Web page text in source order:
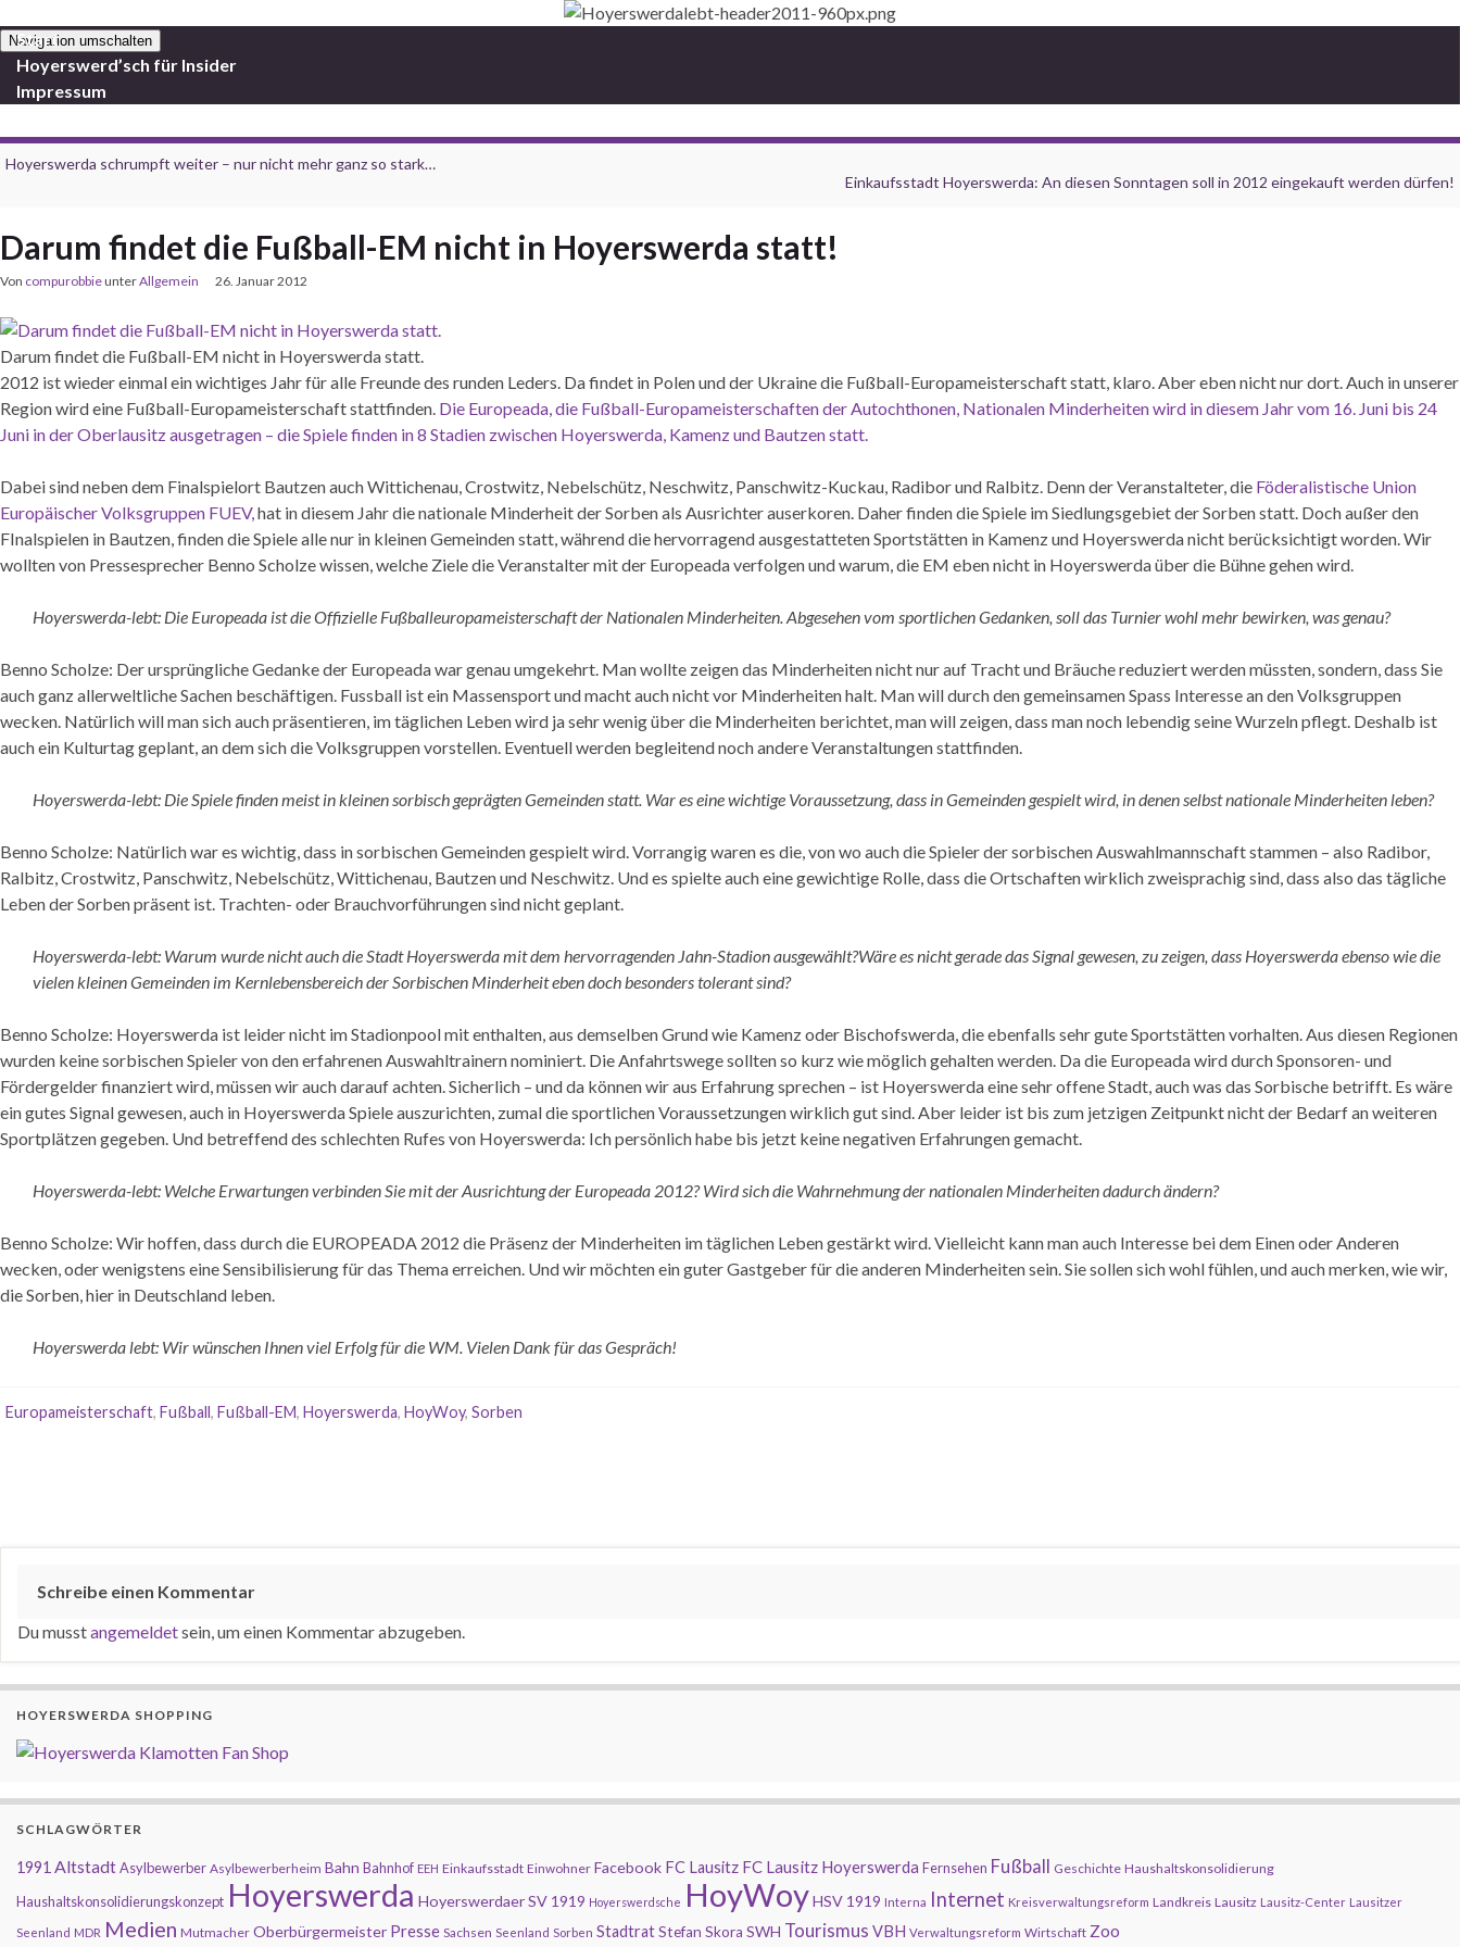
Navigation umschalten
Start
Hoyerswerd’sch für Insider
Impressum
Hoyerswerda schrumpft weiter – nur nicht mehr ganz so stark…
Einkaufsstadt Hoyerswerda: An diesen Sonntagen soll in 2012 eingekauft werden dürfen!
Darum findet die Fußball-EM nicht in Hoyerswerda statt!
Von compurobbieunterAllgemein 26. Januar 2012
Darum findet die Fußball-EM nicht in Hoyerswerda statt.
2012 ist wieder einmal ein wichtiges Jahr für alle Freunde des runden Leders. Da findet in Polen und der Ukraine die Fußball-Europameisterschaft statt, klaro. Aber eben nicht nur dort. Auch in unserer
Region wird eine Fußball-Europameisterschaft stattfinden. Die Europeada, die Fußball-Europameisterschaften der Autochthonen, Nationalen Minderheiten wird in diesem Jahr vom 16. Juni bis 24
Juni in der Oberlausitz ausgetragen – die Spiele finden in 8 Stadien zwischen Hoyerswerda, Kamenz und Bautzen statt.
Dabei sind neben dem Finalspielort Bautzen auch Wittichenau, Crostwitz, Nebelschütz, Neschwitz, Panschwitz-Kuckau, Radibor und Ralbitz. Denn der Veranstalteter, die Föderalistische Union
Europäischer Volksgruppen FUEV,hat in diesem Jahr die nationale Minderheit der Sorben als Ausrichter auserkoren. Daher finden die Spiele im Siedlungsgebiet der Sorben statt. Doch außer den
FInalspielen in Bautzen, finden die Spiele alle nur in kleinen Gemeinden statt, während die hervorragend ausgestatteten Sportstätten in Kamenz und Hoyerswerda nicht berücksichtigt worden. Wir
wollten von Pressesprecher Benno Scholze wissen, welche Ziele die Veranstalter mit der Europeada verfolgen und warum, die EM eben nicht in Hoyerswerda über die Bühne gehen wird.
Hoyerswerda-lebt: Die Europeada ist die Offizielle Fußballeuropameisterschaft der Nationalen Minderheiten. Abgesehen vom sportlichen Gedanken, soll das Turnier wohl mehr bewirken, was genau?
Benno Scholze: Der ursprüngliche Gedanke der Europeada war genau umgekehrt. Man wollte zeigen das Minderheiten nicht nur auf Tracht und Bräuche reduziert werden müssten, sondern, dass Sie
auch ganz allerweltliche Sachen beschäftigen. Fussball ist ein Massensport und macht auch nicht vor Minderheiten halt. Man will durch den gemeinsamen Spass Interesse an den Volksgruppen
wecken. Natürlich will man sich auch präsentieren, im täglichen Leben wird ja sehr wenig über die Minderheiten berichtet, man will zeigen, dass man noch lebendig seine Wurzeln pflegt. Deshalb ist
auch ein Kulturtag geplant, an dem sich die Volksgruppen vorstellen. Eventuell werden begleitend noch andere Veranstaltungen stattfinden.
Hoyerswerda-lebt: Die Spiele finden meist in kleinen sorbisch geprägten Gemeinden statt. War es eine wichtige Voraussetzung, dass in Gemeinden gespielt wird, in denen selbst nationale Minderheiten leben?
Benno Scholze: Natürlich war es wichtig, dass in sorbischen Gemeinden gespielt wird. Vorrangig waren es die, von wo auch die Spieler der sorbischen Auswahlmannschaft stammen – also Radibor,
Ralbitz, Crostwitz, Panschwitz, Nebelschütz, Wittichenau, Bautzen und Neschwitz. Und es spielte auch eine gewichtige Rolle, dass die Ortschaften wirklich zweisprachig sind, dass also das tägliche
Leben der Sorben präsent ist. Trachten- oder Brauchvorführungen sind nicht geplant.
Hoyerswerda-lebt: Warum wurde nicht auch die Stadt Hoyerswerda mit dem hervorragenden Jahn-Stadion ausgewählt?Wäre es nicht gerade das Signal gewesen, zu zeigen, dass Hoyerswerda ebenso wie die
vielen kleinen Gemeinden im Kernlebensbereich der Sorbischen Minderheit eben doch besonders tolerant sind?
Benno Scholze: Hoyerswerda ist leider nicht im Stadionpool mit enthalten, aus demselben Grund wie Kamenz oder Bischofswerda, die ebenfalls sehr gute Sportstätten vorhalten. Aus diesen Regionen
wurden keine sorbischen Spieler von den erfahrenen Auswahltrainern nominiert. Die Anfahrtswege sollten so kurz wie möglich gehalten werden. Da die Europeada wird durch Sponsoren- und
Fördergelder finanziert wird, müssen wir auch darauf achten. Sicherlich – und da können wir aus Erfahrung sprechen – ist Hoyerswerda eine sehr offene Stadt, auch was das Sorbische betrifft. Es wäre
ein gutes Signal gewesen, auch in Hoyerswerda Spiele auszurichten, zumal die sportlichen Voraussetzungen wirklich gut sind. Aber leider ist bis zum jetzigen Zeitpunkt nicht der Bedarf an weiteren
Sportplätzen gegeben. Und betreffend des schlechten Rufes von Hoyerswerda: Ich persönlich habe bis jetzt keine negativen Erfahrungen gemacht.
Hoyerswerda-lebt: Welche Erwartungen verbinden Sie mit der Ausrichtung der Europeada 2012? Wird sich die Wahrnehmung der nationalen Minderheiten dadurch ändern?
Benno Scholze: Wir hoffen, dass durch die EUROPEADA 2012 die Präsenz der Minderheiten im täglichen Leben gestärkt wird. Vielleicht kann man auch Interesse bei dem Einen oder Anderen
wecken, oder wenigstens eine Sensibilisierung für das Thema erreichen. Und wir möchten ein guter Gastgeber für die anderen Minderheiten sein. Sie sollen sich wohl fühlen, und auch merken, wie wir,
die Sorben, hier in Deutschland leben.
Hoyerswerda lebt: Wir wünschen Ihnen viel Erfolg für die WM. Vielen Dank für das Gespräch!
Europameisterschaft, Fußball, Fußball-EM, Hoyerswerda, HoyWoy, Sorben
Schreibe einen Kommentar
Du musstangemeldetsein, um einen Kommentar abzugeben.
HOYERSWERDA SHOPPING
SCHLAGWÖRTER
1991 AltstadtAsylbewerber Asylbewerberheim Bahn Bahnhof EEH Einkaufsstadt Einwohner Facebook FC Lausitz FC Lausitz Hoyerswerda Fernsehen Fußball Geschichte Haushaltskonsolidierung
Haushaltskonsolidierungskonzept Hoyerswerda Hoyerswerdaer SV 1919 Hoyerswerdsche HoyWoyHSV 1919 Interna Internet Kreisverwaltungsreform Landkreis Lausitz Lausitz-Center Lausitzer
Seenland MDR Medien Mutmacher Oberbürgermeister Presse Sachsen Seenland Sorben StadtratStefan Skora SWH Tourismus VBH Verwaltungsreform Wirtschaft Zoo